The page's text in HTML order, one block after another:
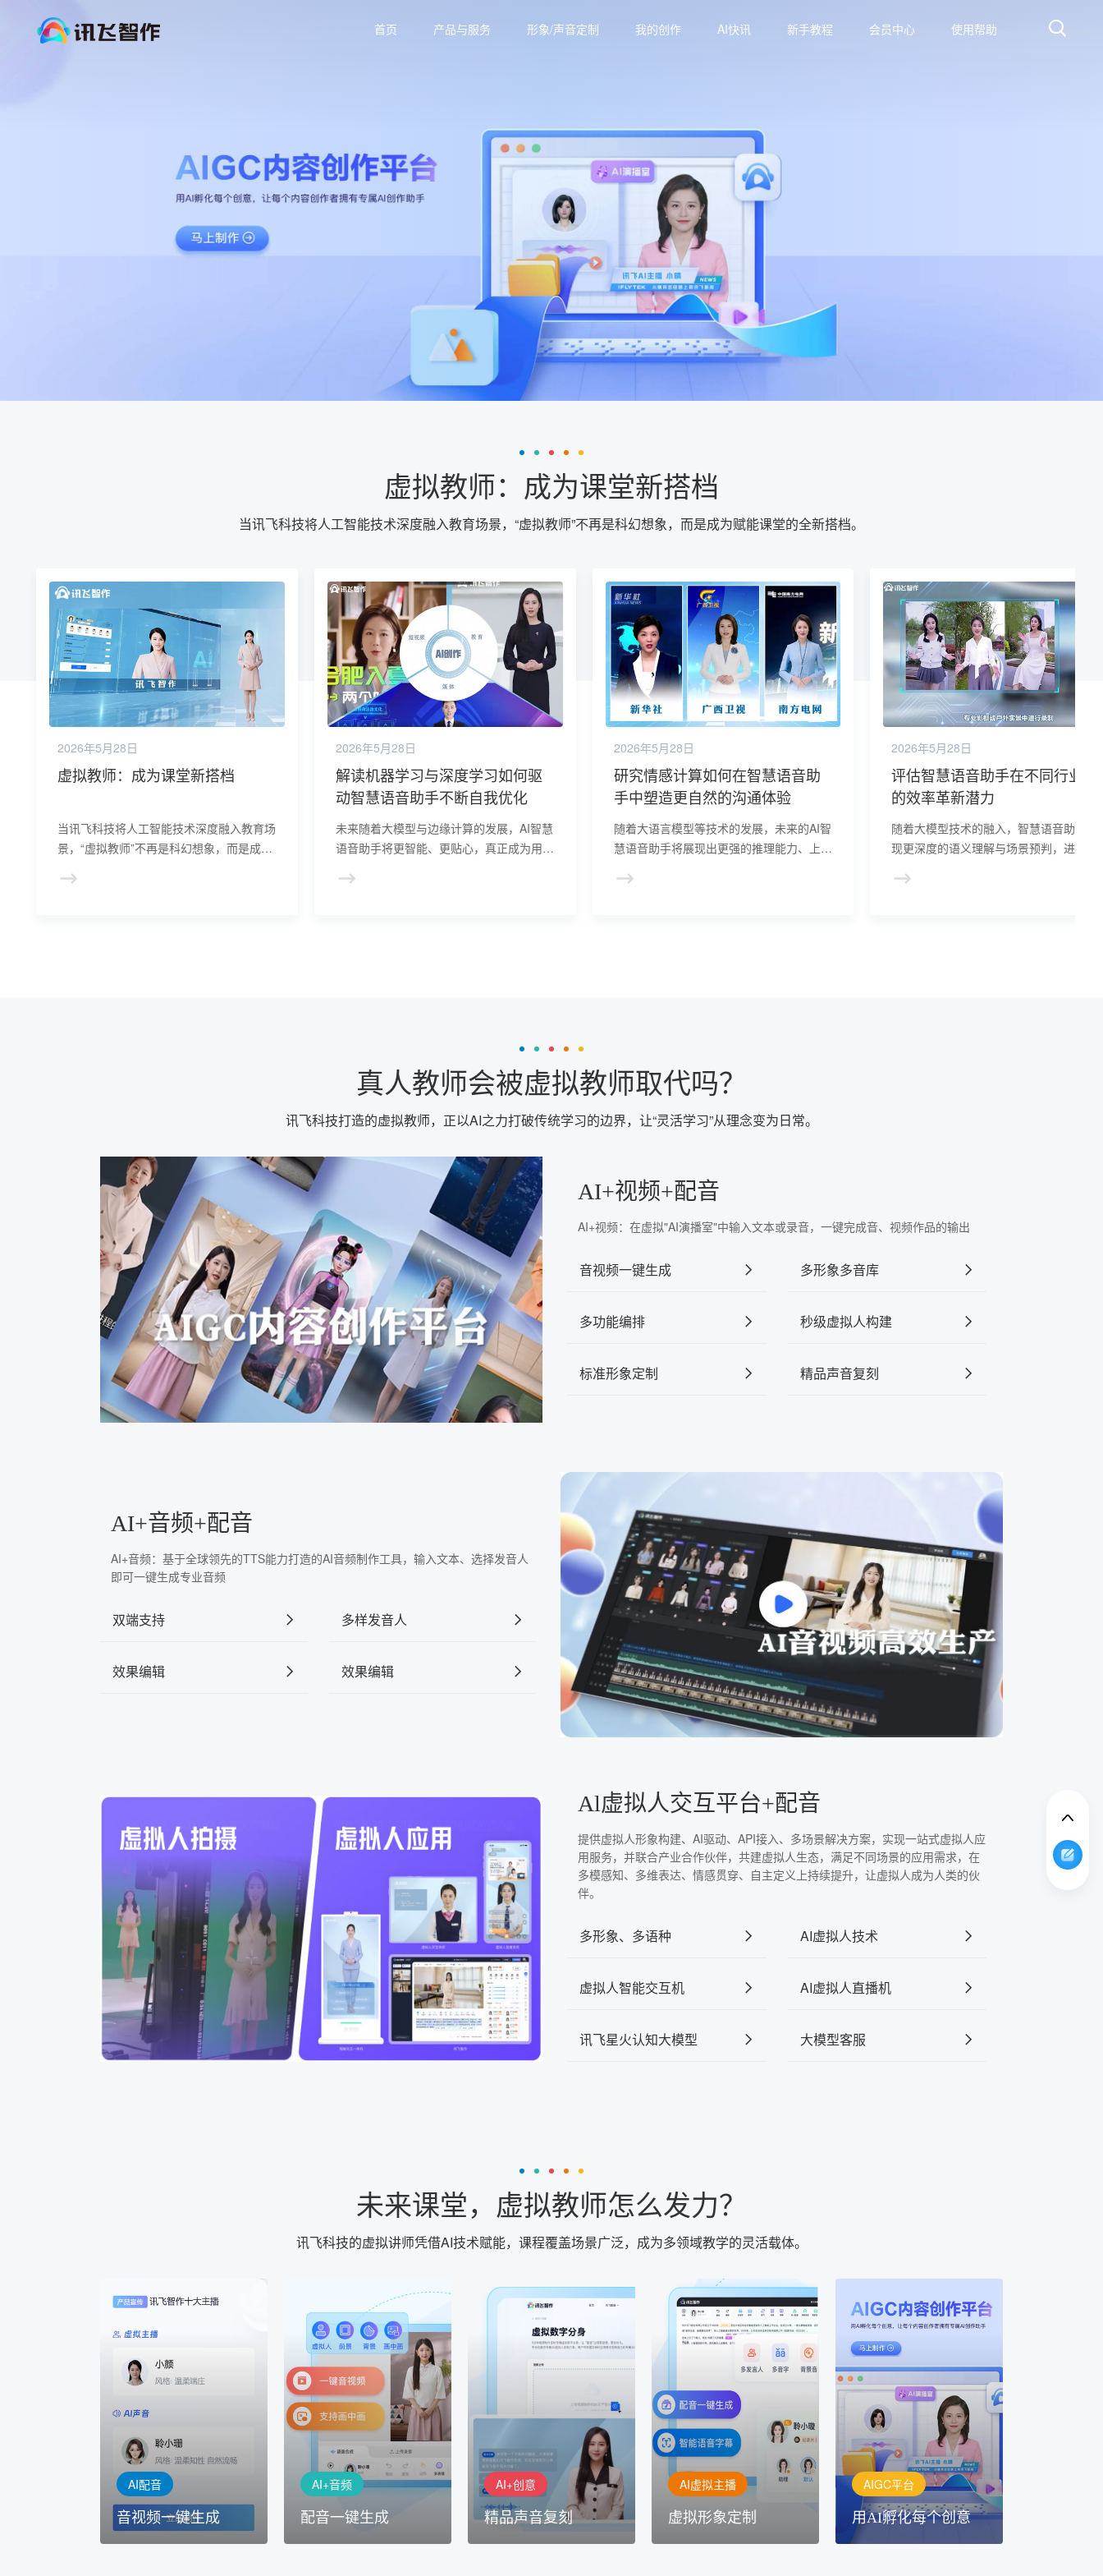
首页 产品与服务 形象/声音定制 我的创作 AI快讯 新手教程 会员中心 使用帮助
虚拟教师：成为课堂新搭档
当讯飞科技将人工智能技术深度融入教育场景，“虚拟教师”不再是科幻想象，而是成为赋能课堂的全新搭档。
2026年5月28日
虚拟教师：成为课堂新搭档
当讯飞科技将人工智能技术深度融入教育场
景，“虚拟教师”不再是科幻想象，而是成为
2026年5月28日
解读机器学习与深度学习如何驱
动智慧语音助手不断自我优化
未来随着大模型与边缘计算的发展，AI智慧
语音助手将更智能、更贴心，真正成为用户
2026年5月28日
研究情感计算如何在智慧语音助
手中塑造更自然的沟通体验
随着大语言模型等技术的发展，未来的AI智
慧语音助手将展现出更强的推理能力、上下
人类的无障碍自然交流。
2026年5月28日
评估智慧语音助手在不同行业中
的效率革新潜力
随着大模型技术的融入，智慧语音助手将
现更深度的语义理解与场景预判，进一步
务中枢。从 “响应指令” 到 “预判需求”，语
真人教师会被虚拟教师取代吗？
讯飞科技打造的虚拟教师，正以AI之力打破传统学习的边界，让“灵活学习”从理念变为日常。
AI+视频+配音
AI+视频：在虚拟"AI演播室"中输入文本或录音，一键完成音、视频作品的输出
音视频一键生成 多形象多音库
多功能编排 秒级虚拟人构建
标准形象定制 精品声音复刻
AI+音频+配音
AI+音频：基于全球领先的TTS能力打造的AI音频制作工具，输入文本、选择发音人
即可一键生成专业音频
双端支持 多样发音人
效果编辑 效果编辑
Al虚拟人交互平台+配音
提供虚拟人形象构建、AI驱动、API接入、多场景解决方案，实现一站式虚拟人应
用服务，并联合产业合作伙伴，共建虚拟人生态，满足不同场景的应用需求，在
多模感知、多维表达、情感贯穿、自主定义上持续提升，让虚拟人成为人类的伙
伴。
多形象、多语种 AI虚拟人技术
虚拟人智能交互机 AI虚拟人直播机
讯飞星火认知大模型 大模型客服
未来课堂，虚拟教师怎么发力？
讯飞科技的虚拟讲师凭借AI技术赋能，课程覆盖场景广泛，成为多领域教学的灵活载体。
AI配音
音视频一键生成
音视频一键生成
AI+视频：在虚拟"AI演播
键完成音、视频作品的输出
AI+音频
配音一键生成
AI+音频
配音一键生成
AI+音频：基于全球领先的
TTS能力打造的AI音频制作
工具，输入文本、选择发音
人即可一键生成专业音频
AI+创意
精品声音复刻
AI+创意
精品声音复刻
AI+创意：AIGC 能力集中展
示窗口，体验 AIGC 给生活
AI虚拟主播
虚拟形象定制
虚拟形象定制
讯飞智作：让每一个内容创
作者高效生产灵活定制
AIGC平台
用AI孵化每个创意
AIGC平台
用AI孵化每个创意
讯飞AIGC平台：让每个创
作者都拥有自己的专注AI创
作助手